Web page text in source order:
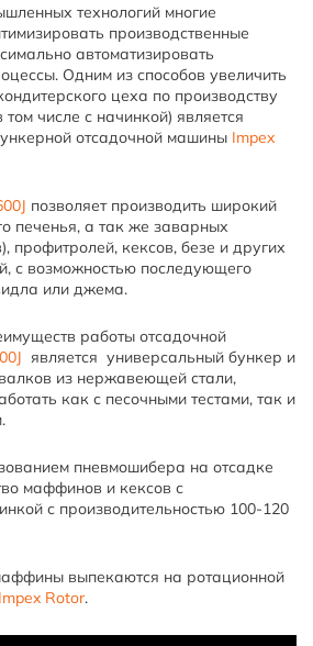
технологий многие
производственные
автоматизировать
Одним из способов увеличить
цеха по производству
числе с начинкой) является
отсадочной машины Impex
позволяет производить широкий
печенья, а так же заварных
профитролей, кексов, безе и других
с возможностью последующего
или джема.
работы отсадочной
является универсальный бункер и
из нержавеющей стали,
как с песочными тестами, так и
пневмошибера на отсадке
маффинов и кексов с
с производительностью 100-120
выпекаются на ротационной
Impex Rotor.